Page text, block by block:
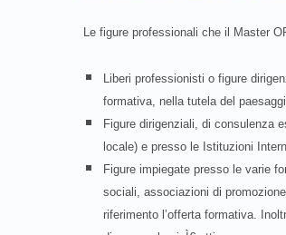
Le figure professionali che il Master
Liberi professionisti o figure
formativa, nella tutela del
Figure dirigenziali, di consulenza
locale) e presso le Istituzioni
Figure impiegate presso le varie
sociali, associazioni di
riferimento l’offerta formativa.